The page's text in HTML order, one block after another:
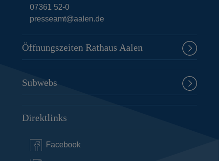
07361 52-0
presseamt@aalen.de
Öffnungszeiten Rathaus Aalen
Subwebs
Direktlinks
Facebook